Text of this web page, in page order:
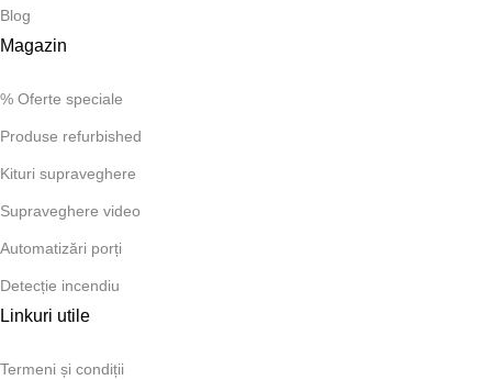
Blog
Magazin
% Oferte speciale
Produse refurbished
Kituri supraveghere
Supraveghere video
Automatizări porți
Detecție incendiu
Linkuri utile
Termeni și condiții